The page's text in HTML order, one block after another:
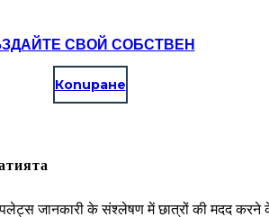
СВОЙ СОБСТВЕН
Копиране
जानकारी के संश्लेषण में छात्रों की मदद करने